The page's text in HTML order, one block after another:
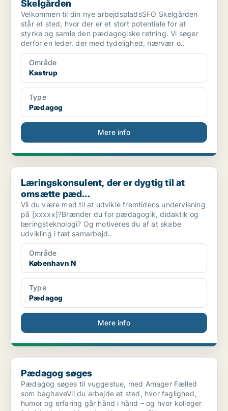
Skelgården
Velkommen til din nye arbejdspladsSFO Skelgården
står et sted, hvor der er et stort potentiale for at
styrke og samle den pædagogiske retning. Vi søger
derfor en leder, der med tydelighed, nærvær o..
Område
Kastrup
Type
Pædagog
Mere info
Læringskonsulent, der er dygtig til at omsætte pæd...
Læringskonsulent, der er dygtig til at
omsætte pæd...
Vil du være med til at udvikle fremtidens undervisning
på [xxxxx]?Brænder du for pædagogik, didaktik og
læringsteknologi? Og motiveres du af at skabe
udvikling i tæt samarbejd..
Område
København N
Type
Pædagog
Mere info
Pædagog søges
Pædagog søges
Pædagog søges til vuggestue, med Amager Fælled
som baghaveVil du arbejde et sted, hvor faglighed,
humor og erfaring går hånd i hånd – og hvor kolleger